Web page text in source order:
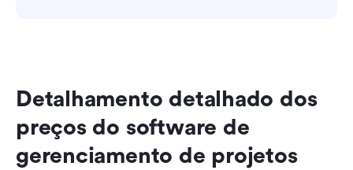
Detalhamento detalhado dos
preços do software de
gerenciamento de projetos